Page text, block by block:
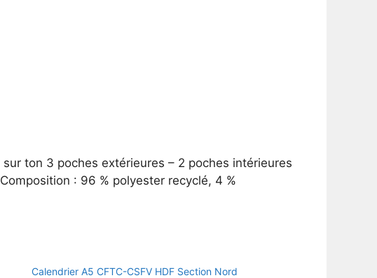
ton 3 poches extérieures – 2 poches intérieures
: 96 % polyester recyclé, 4 %
Calendrier A5 CFTC-CSFV HDF Section Nord